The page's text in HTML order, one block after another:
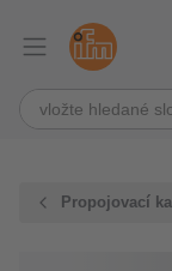
Propojovací